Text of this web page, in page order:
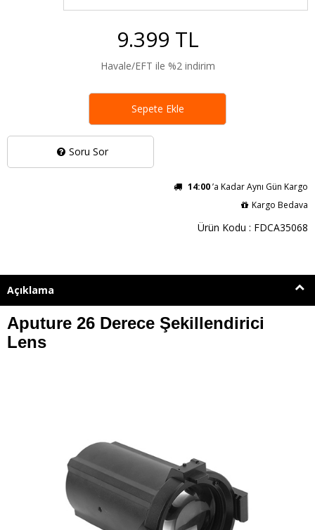
Soru Sor
9.399 TL
Havale/EFT ile %2 indirim
14:00’a Kadar Aynı Gün Kargo
Kargo Bedava
Ürün Kodu : FDCA35068
Sepete Ekle
Açıklama
Aputure 26 Derece Şekillendirici
Lens